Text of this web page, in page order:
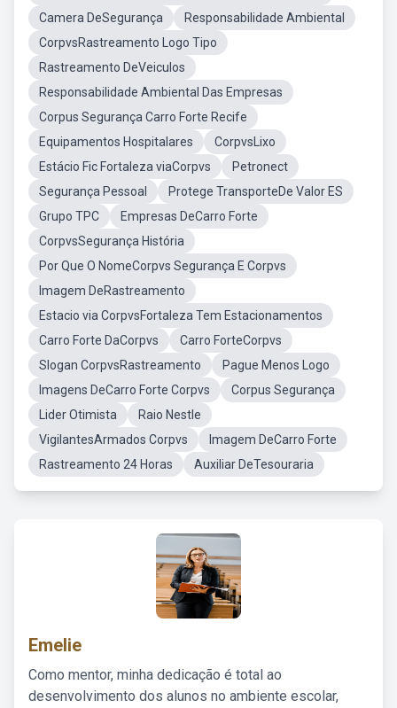
Camera DeSegurança
Responsabilidade Ambiental
CorpvsRastreamento Logo Tipo
Rastreamento DeVeiculos
Responsabilidade Ambiental Das Empresas
Corpus Segurança Carro Forte Recife
Equipamentos Hospitalares
CorpvsLixo
Estácio Fic Fortaleza viaCorpvs
Petronect
Segurança Pessoal
Protege TransporteDe Valor ES
Grupo TPC
Empresas DeCarro Forte
CorpvsSegurança História
Por Que O NomeCorpvs Segurança E Corpvs
Imagem DeRastreamento
Estacio via CorpvsFortaleza Tem Estacionamentos
Carro Forte DaCorpvs
Carro ForteCorpvs
Slogan CorpvsRastreamento
Pague Menos Logo
Imagens DeCarro Forte Corpvs
Corpus Segurança
Lider Otimista
Raio Nestle
VigilantesArmados Corpvs
Imagem DeCarro Forte
Rastreamento 24 Horas
Auxiliar DeTesouraria
Emelie
Como mentor, minha dedicação é total ao
desenvolvimento dos alunos no ambiente escolar,